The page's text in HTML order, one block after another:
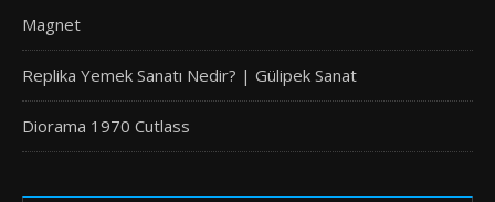
Magnet
Replika Yemek Sanatı Nedir? | Gülipek Sanat
Diorama 1970 Cutlass